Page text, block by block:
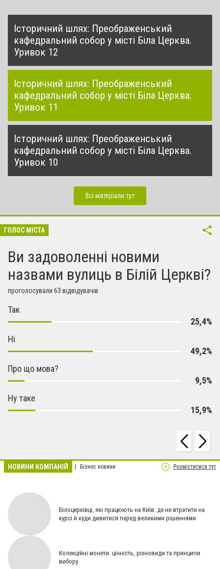
Історичний шлях: Преображенський
кафедральний собор у місті Біла Церква.
Уривок 12
Історичний шлях: Преображенський
кафедральний собор у місті Біла Церква.
Уривок 11
Історичний шлях: Преображенський
кафедральний собор у місті Біла Церква.
Уривок 10
Всі матеріали тут
ГОЛОС МІСТА
Ви задоволенні новими
назвами вулиць в Білій Церкві?
проголосували 63 відвідувачів
Так
25,4%
Ні
49,2%
Про що мова?
9,5%
Ну таке
15,9%
НОВИНИ КОМПАНІЙ Бізнес новини Розміститися тут
Білоцерківці, які працюють на Київ: де не втратити на
курсі й куди дивитися перед великими рішеннями
Колекційні монети: цінність, різновиди та принципи
вибору